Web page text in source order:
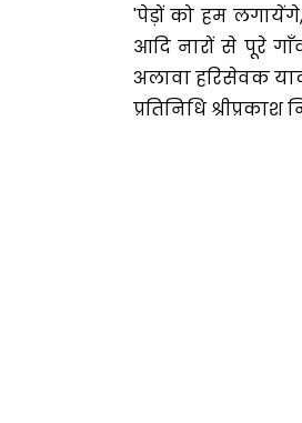
'पेड़ों को हम
आदि नारों से पूरे
अलावा हरिसेवक
प्रतिनिधि